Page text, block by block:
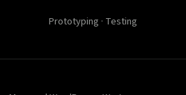
Prototyping · Testing